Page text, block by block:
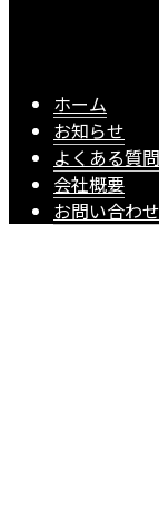
ホーム
お知らせ
よくある質問
会社概要
お問い合わせ